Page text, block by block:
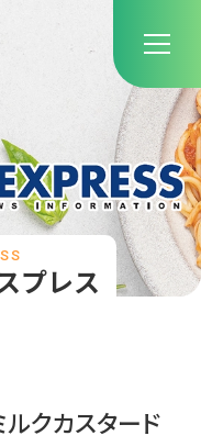
プレス
ルクカスタード